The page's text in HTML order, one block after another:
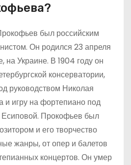
был российским
Он родился 23 апреля
на Украине. В 1904 году он
консерватории,
руководством Николая
и игру на фортепиано под
Прокофьев был
и его творчество
жанры, от опер и балетов
концертов. Он умер